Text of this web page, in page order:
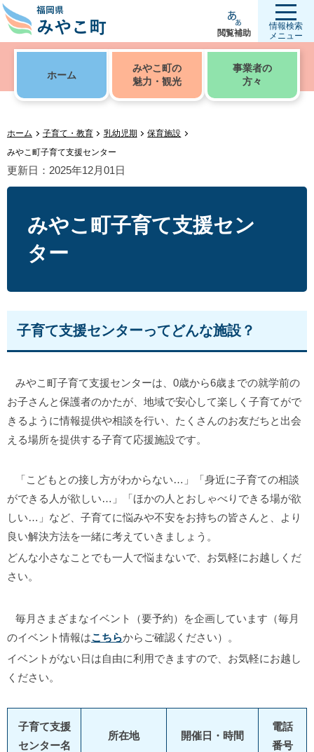
閲覧補助
情報検索
メニュー
ホーム
みやこ町の
魅力・観光
事業者の
方々
ホーム 子育て・教育 乳幼児期
保育施設
みやこ町子育て支援センター
更新日：2025年12月01日
みやこ町子育て支援セン
ター
子育て支援センターってどんな施設？
みやこ町子育て支援センターは、0歳から6歳までの就学前の
お子さんと保護者のかたが、地域で安心して楽しく子育てがで
きるように情報提供や相談を行い、たくさんのお友だちと出会
える場所を提供する子育て応援施設です。
「こどもとの接し方がわからない…」「身近に子育ての相談
ができる人が欲しい…」「ほかの人とおしゃべりできる場が欲
しい…」など、子育てに悩みや不安をお持ちの皆さんと、より
良い解決方法を一緒に考えていきましょう。
どんな小さなことでも一人で悩まないで、お気軽にお越しくだ
さい。
毎月さまざまなイベント（要予約）を企画しています（毎月
のイベント情報はこちらからご確認ください）。
イベントがない日は自由に利用できますので、お気軽にお越し
ください。
子育て支援
センター名
所在地 開催日・時間
電話
番号